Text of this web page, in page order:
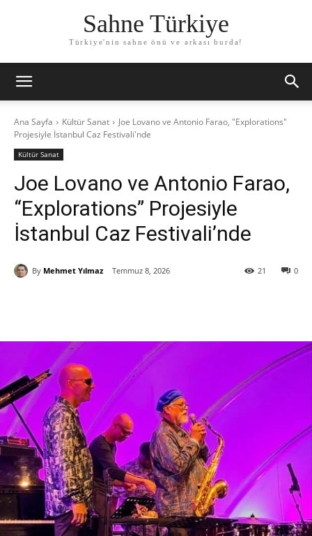
Sahne Türkiye
Türkiye'nin sahne önü ve arkası burda!
Ana Sayfa Kültür Sanat
Joe Lovano ve Antonio Farao, "Explorations"
Projesiyle İstanbul Caz Festivali'nde
Kültür Sanat
Joe Lovano ve Antonio Farao,
“Explorations” Projesiyle
İstanbul Caz Festivali’nde
By Mehmet Yılmaz Temmuz 8, 2026 0
21